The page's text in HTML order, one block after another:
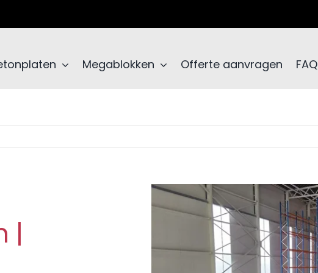
Megablokken Offerte aanvragen FAQ
|